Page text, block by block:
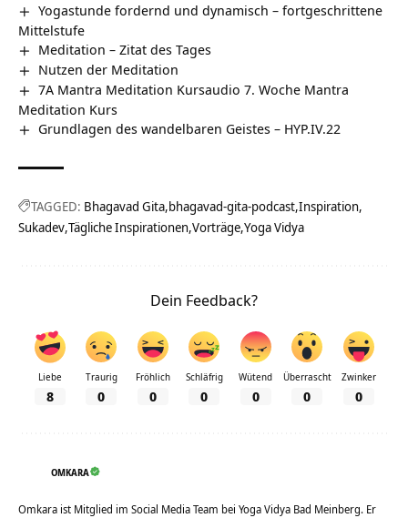
Yogastunde fordernd und dynamisch – fortgeschrittene
Mittelstufe
Meditation – Zitat des Tages
Nutzen der Meditation
7A Mantra Meditation Kursaudio 7. Woche Mantra
Meditation Kurs
Grundlagen des wandelbaren Geistes – HYP.IV.22
TAGGED: Bhagavad Gita bhagavad-gita-podcast Inspiration
Sukadev Tägliche Inspirationen Vorträge Yoga Vidya
Dein Feedback?
Liebe
8
Traurig
0
Fröhlich
0
Schläfrig
0
Wütend
0
Überrascht
0
Zwinker
0
OMKARA
Omkara ist Mitglied im Social Media Team bei Yoga Vidya Bad Meinberg. Er